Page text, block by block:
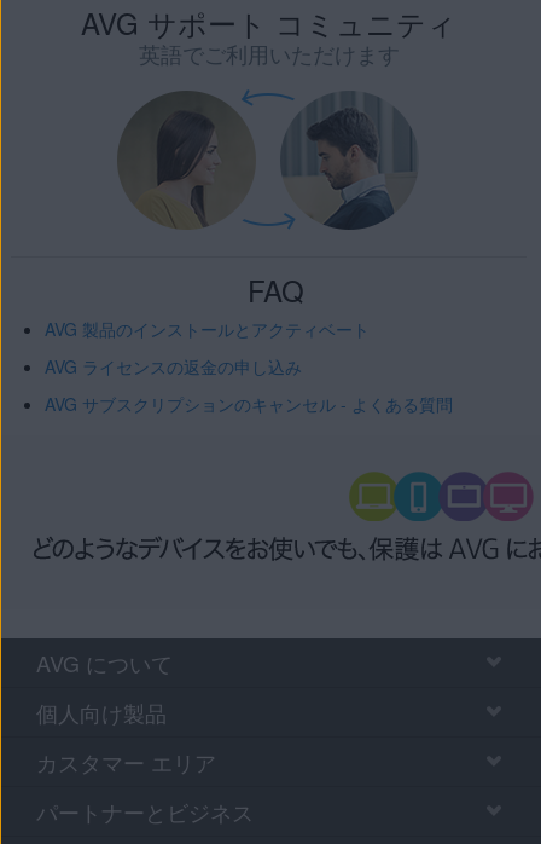
AVG サポート コミュニティ
英語でご利用いただけます
FAQ
AVG 製品のインストールとアクティベート
AVG ライセンスの返金の申し込み
AVG サブスクリプションのキャンセル - よくある質問
AVG について
個人向け製品
カスタマー エリア
パートナーとビジネス